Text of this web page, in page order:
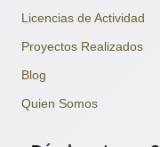
Licencias de Actividad
Proyectos Realizados
Blog
Quien Somos